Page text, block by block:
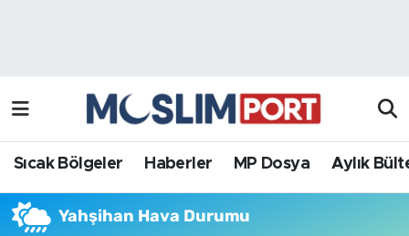
Sıcak Bölgeler Haberler MP Dosya Aylık
Yahşihan Hava Durumu
Haberler
MP Dosya
Röportaj Haber
Aylık Bülten